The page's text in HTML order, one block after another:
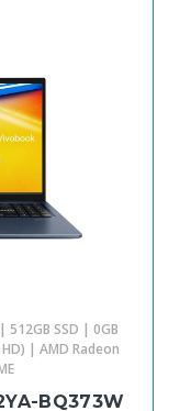
512GB SSD | 0GB
| AMD Radeon
BQ373W